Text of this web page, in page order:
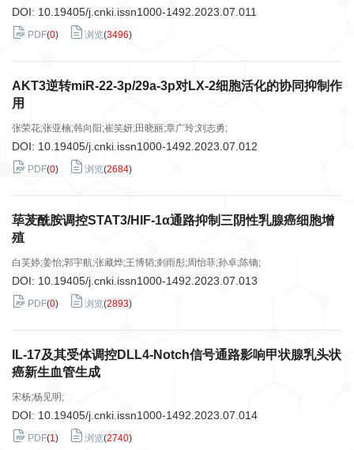
DOI: 10.19405/j.cnki.issn1000-1492.2023.07.011
PDF(0) 浏览(3496)
AKT3逆转miR-22-3p/29a-3p对LX-2细胞活化的协同抑制作
用
张荣花;张亚楠;韩向阳;崔笑妍;田晓丽;章广玲;刘志勇;
DOI: 10.19405/j.cnki.issn1000-1492.2023.07.012
PDF(0) 浏览(2684)
荜茇酰胺调控STAT3/HIF-1α通路抑制三阴性乳腺癌细胞增
殖
白芙婷;姜怡;郭宇航;张藏烨;王博韬;剡雨彤;周怡菲;孙卓;陈镝;
DOI: 10.19405/j.cnki.issn1000-1492.2023.07.013
PDF(0) 浏览(2893)
IL-17及其受体调控DLL4-Notch信号通路影响甲状腺乳头状
癌新生血管生成
宋杨;杨见明;
DOI: 10.19405/j.cnki.issn1000-1492.2023.07.014
PDF(1) 浏览(2740)